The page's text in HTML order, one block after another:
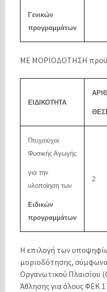
Γενικών
προγραμμάτων
ΜΕ ΜΟΡΙΟΔΟΤΗΣΗ
ΕΙΔΙΚΟΤΗΤΑ
Πτυχιούχοι
Φυσικής Αγωγής
για την
υλοποίηση των
Ειδικών
προγραμμάτων
2
Η επιλογή των
μοριοδότησης, σύμφωνα
Οργανωτικού
Άθλησης για όλους ΦΕΚ